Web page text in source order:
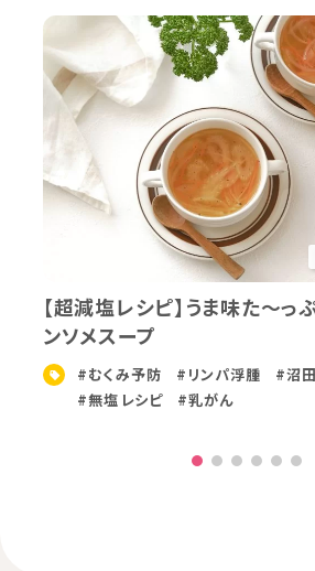
【超減塩レシピ】うま味た～っ
ンソメスープ
#むくみ予防 #リンパ浮腫
#沼
#無塩レシピ
#乳がん